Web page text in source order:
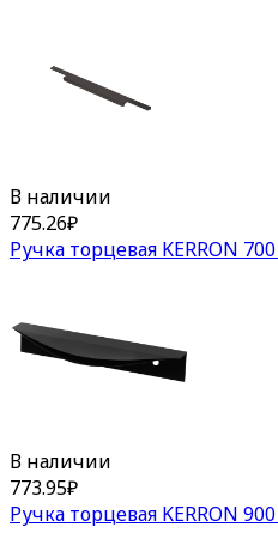
В наличии
775.26₽
Ручка торцевая KERRON
В наличии
773.95₽
Ручка торцевая KERRON